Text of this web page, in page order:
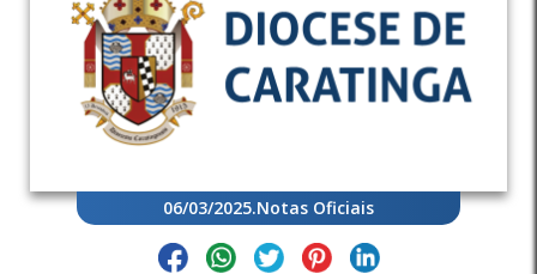
06/03/2025.Notas Oficiais